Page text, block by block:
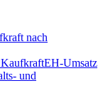
nach
KaufkraftEH-Umsatz
und